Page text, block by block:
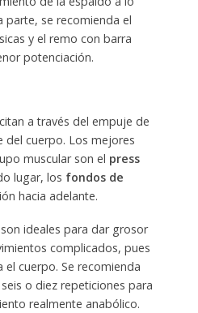
parte, se recomienda el
y el remo con barra
potenciación.
a través del empuje de
cuerpo. Los mejores
muscular son el press
lugar, los fondos de
hacia adelante.
ideales para dar grosor
complicados, pues
el cuerpo. Se recomienda
o diez repeticiones para
realmente anabólico.